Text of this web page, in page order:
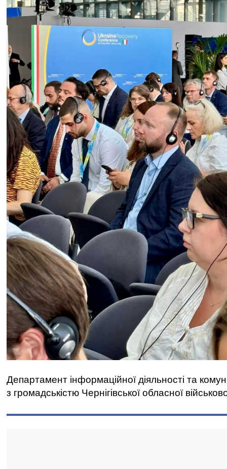
Департамент інформаційної діяльності та
з громадськістю Чернігівської обласної